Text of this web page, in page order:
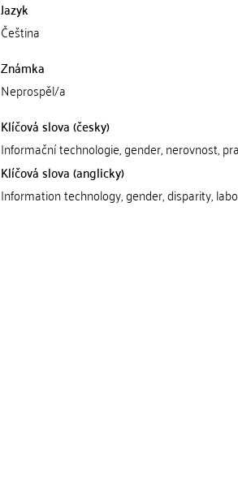
Jazyk
Čeština
Známka
Neprospěl/a
Klíčová slova (česky)
Informační technologie, gender, nerovnost,
Klíčová slova (anglicky)
Information technology, gender, disparity,